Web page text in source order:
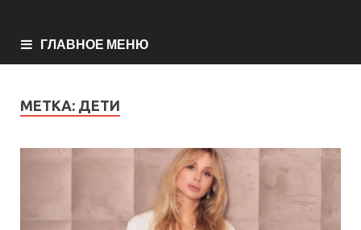
ГЛАВНОЕ МЕНЮ
МЕТКА: ДЕТИ